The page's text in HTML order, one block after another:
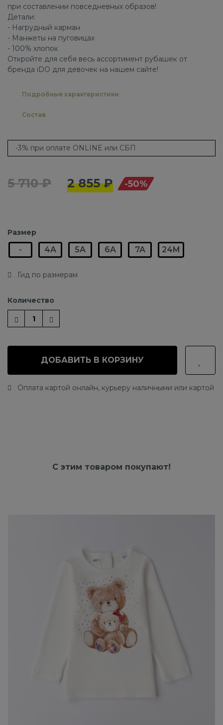
при составлении повседневных образов!
Детали:
- Нагрудный карман
- Манжеты на пуговицах
- 100% хлопок
Откройте для себя весь ассортимент рубашек от
бренда iDO для девочек на нашем сайте!
Подробные характеристики
Состав
-3% при оплате ONLINE или СБП
5 710 ₽ 2 855 ₽ -50%
Размер
- 4A 5A 6A 7A 24M
Гид по размерам
Количество
ДОБАВИТЬ В КОРЗИНУ
Оплата картой онлайн, курьеру наличными или картой
С этим товаром покупают!